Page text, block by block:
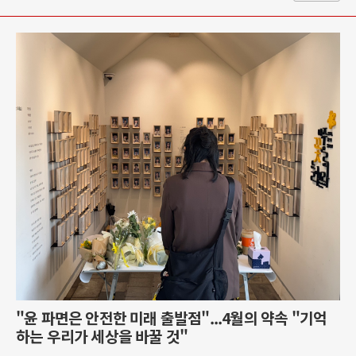
"윤 파면은 안전한 미래 출발점"...4월의 약속 "기억
하는 우리가 세상을 바꿀 것"